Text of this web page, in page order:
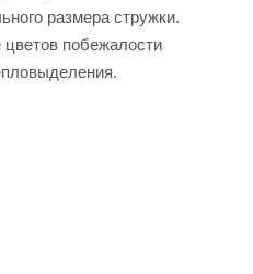
размера стружки.
побежалости